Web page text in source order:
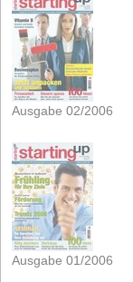
Ausgabe 02/2006
Ausgabe 01/2006